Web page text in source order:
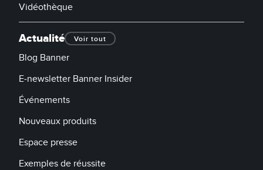
Vidéothèque
Actualité Voir tout
Blog Banner
E-newsletter Banner Insider
Événements
Nouveaux produits
Espace presse
Exemples de réussite